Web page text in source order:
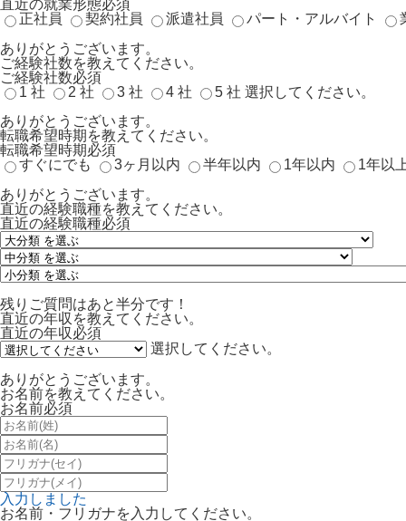
直近の就業形態必須
正社員
契約社員 派遣社員 パート・アルバイト
ありがとうございます。
ご経験社数を教えてください。
ご経験社数必須
1 社
2 社 3 社 4 社 5 社 選択してください。
ありがとうございます。
転職希望時期を教えてください。
転職希望時期必須
すぐにでも
3ヶ月以内 半年以内 1年以内
1年以
ありがとうございます。
直近の経験職種を教えてください。
直近の経験職種必須
残りご質問はあと半分です！
直近の年収を教えてください。
直近の年収必須
選択してください。
ありがとうございます。
お名前を教えてください。
お名前必須
入力しました
お名前・フリガナを入力してください。